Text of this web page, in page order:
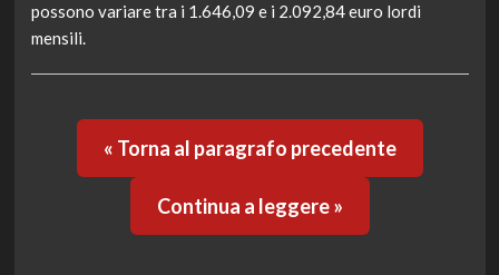
possono variare tra i 1.646,09 e i 2.092,84 euro lordi
mensili.
« Torna al paragrafo precedente
Continua a leggere »